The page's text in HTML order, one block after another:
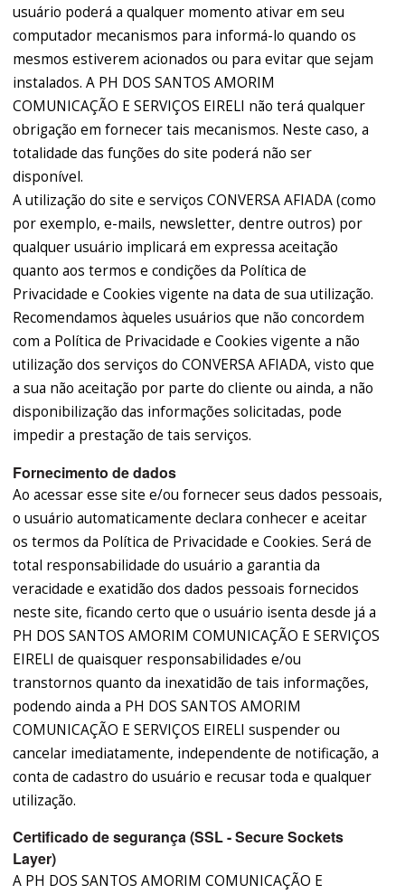
usuário poderá a qualquer momento ativar em seu
computador mecanismos para informá-lo quando os
mesmos estiverem acionados ou para evitar que sejam
instalados. A PH DOS SANTOS AMORIM
COMUNICAÇÃO E SERVIÇOS EIRELI não terá qualquer
obrigação em fornecer tais mecanismos. Neste caso, a
totalidade das funções do site poderá não ser
disponível.
A utilização do site e serviços CONVERSA AFIADA (como
por exemplo, e-mails, newsletter, dentre outros) por
qualquer usuário implicará em expressa aceitação
quanto aos termos e condições da Política de
Privacidade e Cookies vigente na data de sua utilização.
Recomendamos àqueles usuários que não concordem
com a Política de Privacidade e Cookies vigente a não
utilização dos serviços do CONVERSA AFIADA, visto que
a sua não aceitação por parte do cliente ou ainda, a não
disponibilização das informações solicitadas, pode
impedir a prestação de tais serviços.
Fornecimento de dados
Ao acessar esse site e/ou fornecer seus dados pessoais,
o usuário automaticamente declara conhecer e aceitar
os termos da Política de Privacidade e Cookies. Será de
total responsabilidade do usuário a garantia da
veracidade e exatidão dos dados pessoais fornecidos
neste site, ficando certo que o usuário isenta desde já a
PH DOS SANTOS AMORIM COMUNICAÇÃO E SERVIÇOS
EIRELI de quaisquer responsabilidades e/ou
transtornos quanto da inexatidão de tais informações,
podendo ainda a PH DOS SANTOS AMORIM
COMUNICAÇÃO E SERVIÇOS EIRELI suspender ou
cancelar imediatamente, independente de notificação, a
conta de cadastro do usuário e recusar toda e qualquer
utilização.
Certificado de segurança (SSL - Secure Sockets
Layer)
A PH DOS SANTOS AMORIM COMUNICAÇÃO E